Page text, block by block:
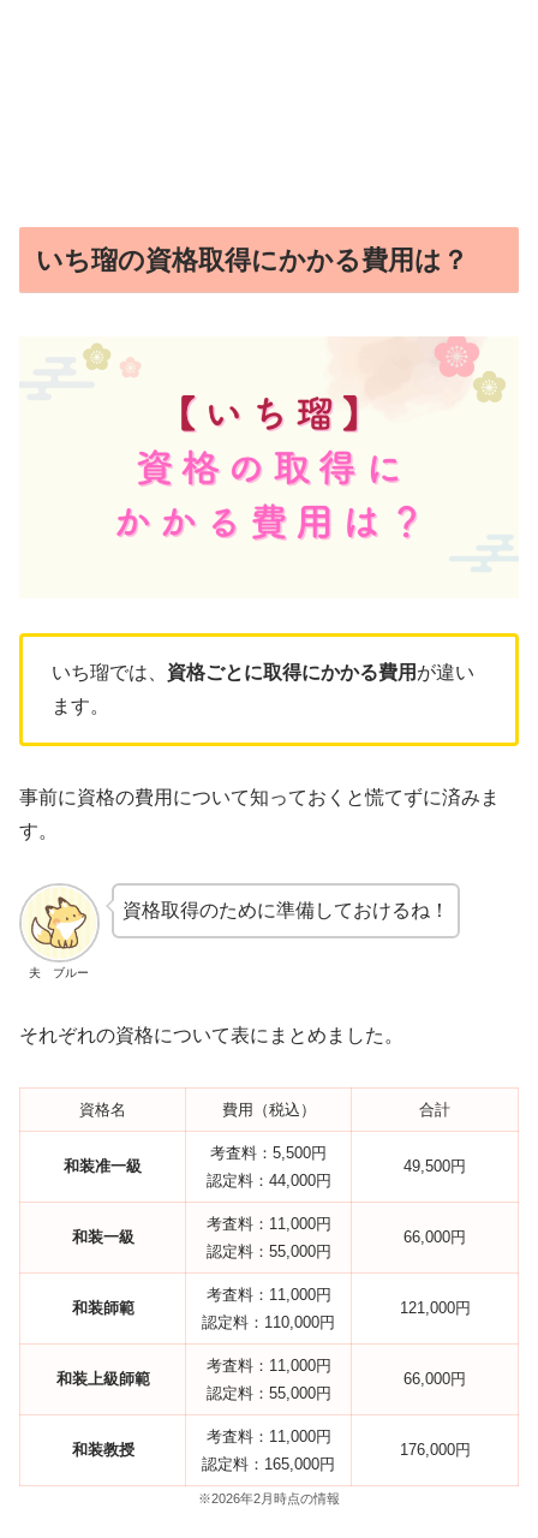
いち瑠の資格取得にかかる費用は？
いち瑠では、 資格ごとに取得にかかる費用 が違い
ます。
事前に資格の費用について知っておくと慌てずに済みま
す。
夫 ブルー
資格取得のために準備しておけるね！
それぞれの資格について表にまとめました。
資格名 費用（税込） 合計
和装准一級
考査料：5,500円
認定料：44,000円
49,500円
和装一級
考査料：11,000円
認定料：55,000円
66,000円
和装師範
考査料：11,000円
認定料：110,000円
121,000円
和装上級師範
考査料：11,000円
認定料：55,000円
66,000円
和装教授
考査料：11,000円
認定料：165,000円
176,000円
※2026年2月時点の情報